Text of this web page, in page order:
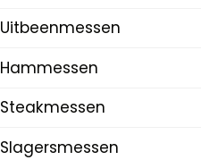
Uitbeenmessen
Hammessen
Steakmessen
Slagersmessen